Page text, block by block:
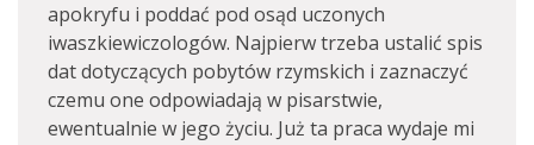
apokryfu i poddać pod osąd uczonych
iwaszkiewiczologów. Najpierw trzeba ustalić spis
dat dotyczących pobytów rzymskich i zaznaczyć
czemu one odpowiadają w pisarstwie,
ewentualnie w jego życiu. Już ta praca wydaje mi